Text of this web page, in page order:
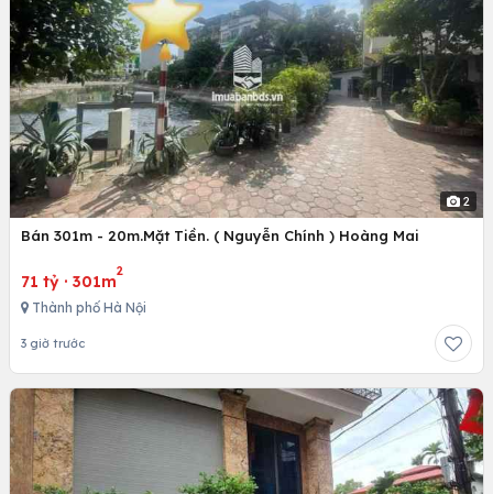
2
Bán 301m - 20m.Mặt Tiền. ( Nguyễn Chính ) Hoàng Mai
71 tỷ · 301m
2
Thành phố Hà Nội
3 giờ trước